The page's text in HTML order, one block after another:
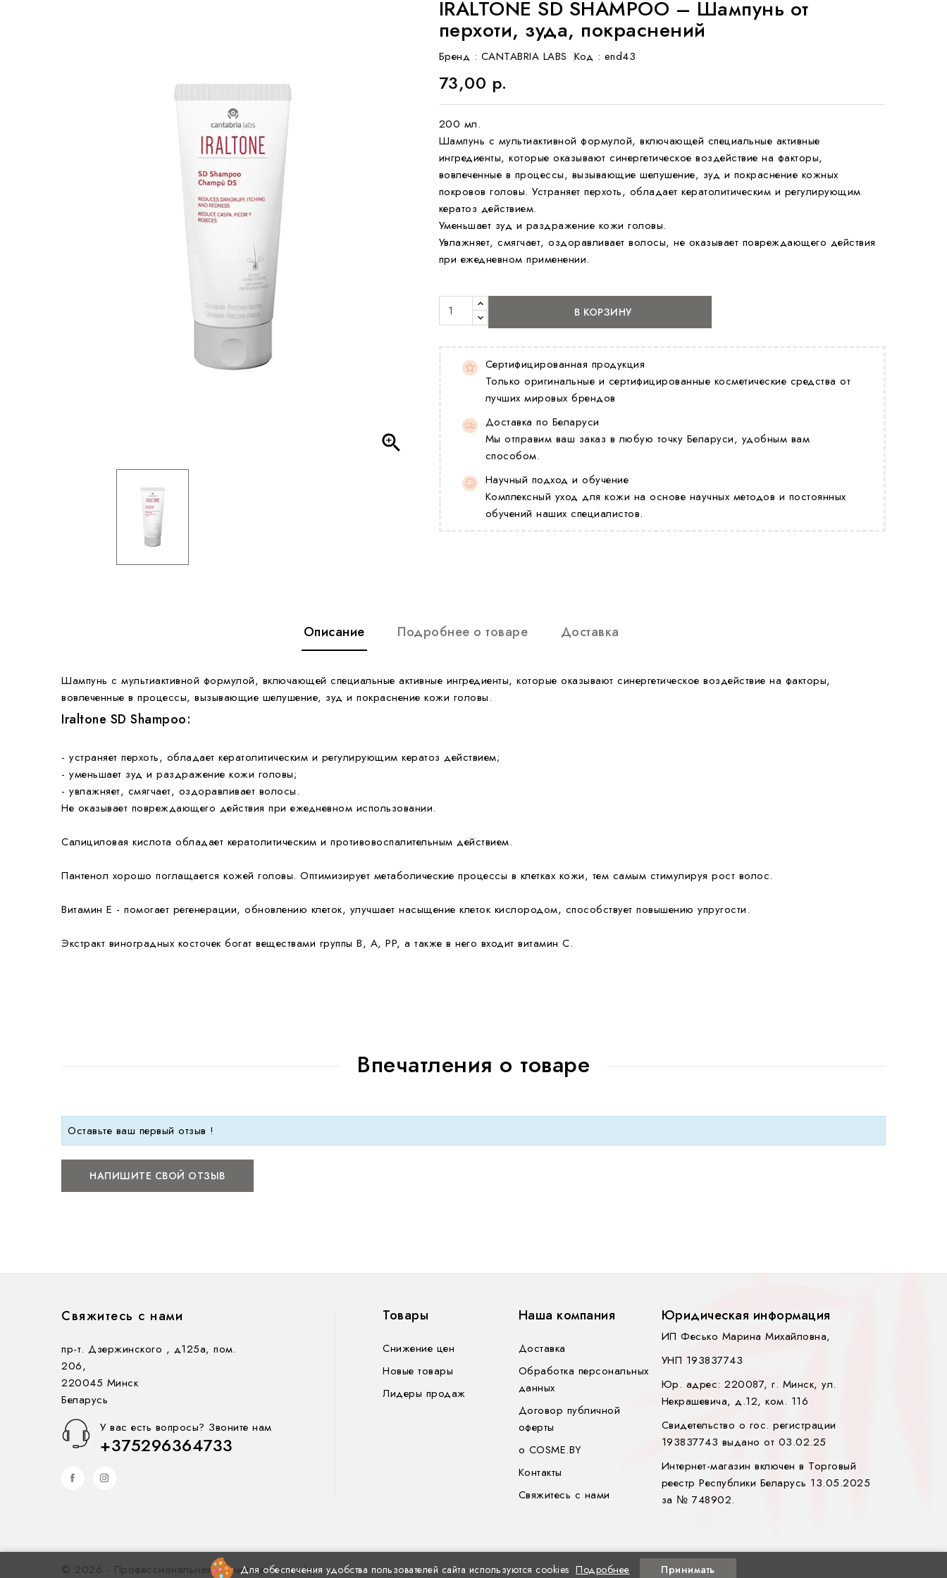

IRALTONE SD SHAMPOO – Шампунь от
перхоти, зуда, покраснений
Бренд : CANTABRIA LABS Код : end43
73,00 р.
200 мл.
Шампунь с мультиактивной формулой, включающей специальные активные
ингредиенты, которые оказывают синергетическое воздействие на факторы,
вовлеченные в процессы, вызывающие шелушение, зуд и покраснение кожных
покровов головы. Устраняет перхоть, обладает кератолитическим и регулирующим
кератоз действием.
Уменьшает зуд и раздражение кожи головы.
Увлажняет, смягчает, оздоравливает волосы, не оказывает повреждающего действия
при ежедневном применении.
В КОРЗИНУ
Сертифицированная продукция
Только оригинальные и сертифицированные косметические средства от
лучших мировых брендов
Доставка по Беларуси
Мы отправим ваш заказ в любую точку Беларуси, удобным вам
способом.
Научный подход и обучение
Комплексный уход для кожи на основе научных методов и постоянных
обучений наших специалистов.
Описание Подробнее о товаре Доставка
Шампунь с мультиактивной формулой, включающей специальные активные ингредиенты, которые оказывают синергетическое воздействие на факторы,
вовлеченные в процессы, вызывающие шелушение, зуд и покраснение кожи головы.
Iraltone SD Shampoo:
- устраняет перхоть, обладает кератолитическим и регулирующим кератоз действием;
- уменьшает зуд и раздражение кожи головы;
- увлажняет, смягчает, оздоравливает волосы.
Не оказывает повреждающего действия при ежедневном использовании.
Салициловая кислота обладает кератолитическим и противовоспалительным действием.
Пантенол хорошо поглащается кожей головы. Оптимизирует метаболические процессы в клетках кожи, тем самым стимулируя рост волос.
Витамин Е - помогает регенерации, обновлению клеток, улучшает насыщение клеток кислородом, способствует повышению упругости.
Экстракт виноградных косточек богат веществами группы B, A, PP, а также в него входит витамин С.
Впечатления о товаре
Оставьте ваш первый отзыв !
НАПИШИТЕ СВОЙ ОТЗЫВ
Свяжитесь с нами
пр-т. Дзержинского , д125а, пом.
206,
220045 Минск
Беларусь
У вас есть вопросы? Звоните нам
+375296364733
Товары
Снижение цен
Новые товары
Лидеры продаж
Наша компания
Доставка
Обработка персональных
данных
Договор публичной
оферты
o COSME.BY
Контакты
Свяжитесь с нами
Для обеспечения удобства пользователей сайта используются cookies Подробнее Принимать
Юридическая информация
ИП Фесько Марина Михайловна,
УНП 193837743
Юр. адрес: 220087, г. Минск, ул.
Некрашевича, д.12, ком. 116
Свидетельство о гос. регистрации
193837743 выдано от 03.02.25
Интернет-магазин включен в Торговый
реестр Республики Беларусь 13.05.2025
за № 748902.
© 2026 - Профессиональная косметика cosme.by